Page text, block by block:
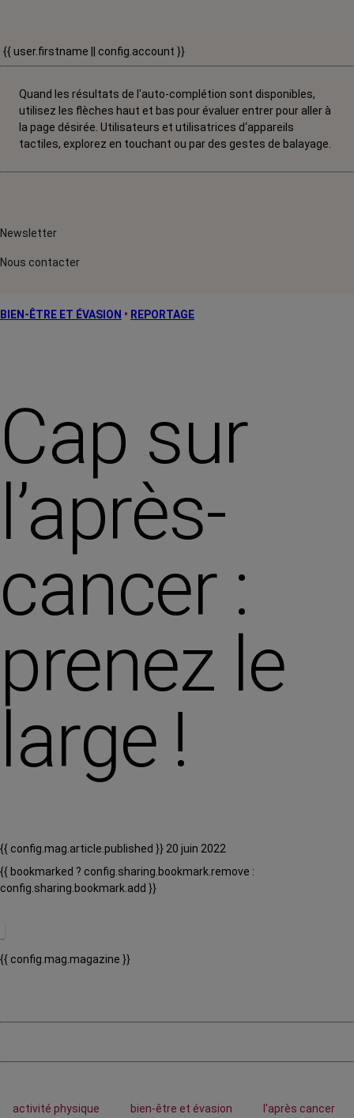
{{ user.firstname || config.account }}
Quand les résultats de l'auto-complétion sont disponibles,
utilisez les flèches haut et bas pour évaluer entrer pour aller à
la page désirée. Utilisateurs et utilisatrices d‘appareils
tactiles, explorez en touchant ou par des gestes de balayage.
Newsletter
Nous contacter
BIEN-ÊTRE ET ÉVASION • REPORTAGE
Cap sur
l’après-
cancer :
prenez le
large !
{{ config.mag.article.published }} 20 juin 2022
{{ bookmarked ? config.sharing.bookmark.remove :
config.sharing.bookmark.add }}
{{ config.mag.magazine }}
activité physique bien-être et évasion
l'après cancer